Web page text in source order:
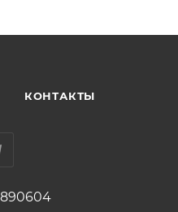
КОНТАКТЫ